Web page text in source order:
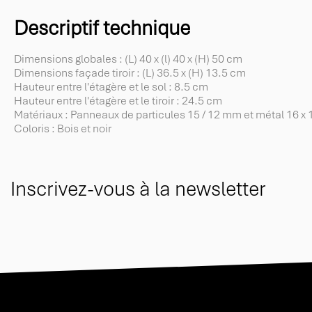
Descriptif technique
Dimensions globales : (L) 40 x (l) 40 x (H) 50 cm
Dimensions façade tiroir : (L) 36.5 x (H) 13.5 cm
Hauteur entre l'étagère et le sol : 8.5 cm
Hauteur entre l'étagère et le tiroir : 24.5 cm
Matériaux : Panneaux de particules 15 / 12 mm et métal 16 x
Coloris : Bois et noir
Inscrivez-vous à la newsletter